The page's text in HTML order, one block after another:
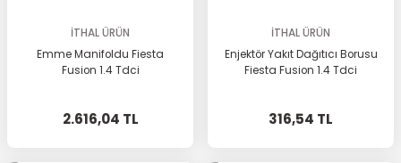
İTHAL ÜRÜN
Emme Manifoldu Fiesta
Fusion 1.4 Tdci
2.616,04 TL
İTHAL ÜRÜN
Enjektör Yakıt Dağıtıcı Borusu
Fiesta Fusion 1.4 Tdci
316,54 TL